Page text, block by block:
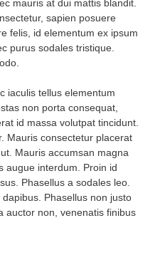
mauris at dui mattis blandit.
sapien posuere
felis, id elementum ex ipsum
purus sodales tristique.
iaculis tellus elementum
non porta consequat,
id massa volutpat tincidunt.
Mauris consectetur placerat
Mauris accumsan magna
augue interdum. Proin id
Phasellus a sodales leo.
Phasellus non justo
auctor non, venenatis finibus